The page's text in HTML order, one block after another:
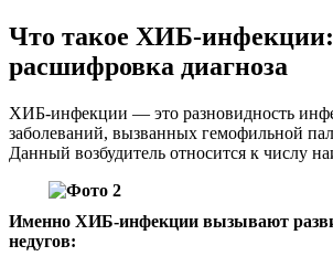
Что такое ХИБ-инфекции:
расшифровка диагноза
ХИБ-инфекции — это разновидность
заболеваний, вызванных гемофильной
Данный возбудитель относится к числу
Именно ХИБ-инфекции вызывают
недугов: